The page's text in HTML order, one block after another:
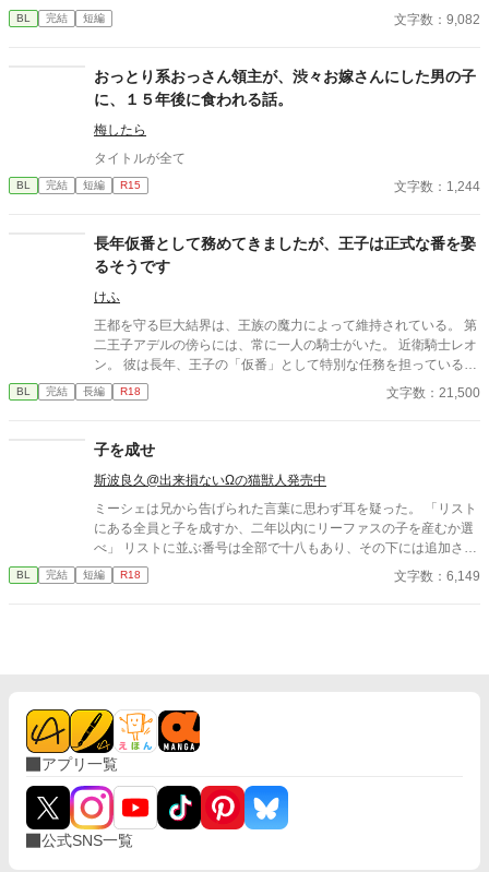
定。■『それは愛か本能か』と同じ世界設定です。関係は一切な
し。
BL 完結 短編 文字数：9,082
おっとり系おっさん領主が、渋々お嫁さんにした男の子
に、１５年後に食われる話。
梅したら
タイトルが全て
BL 完結 短編 R15 文字数：1,244
長年仮番として務めてきましたが、王子は正式な番を娶
るそうです
けふ
王都を守る巨大結界は、王族の魔力によって維持されている。 第
二王子アデルの傍らには、常に一人の騎士がいた。 近衛騎士レオ
ン。 彼は長年、王子の「仮番」として特別な任務を担っている。
しかし王子は、他国の王女との正式な番契約が決まってしまっ
た。 仮番の役目は、そこで終わるはずだった。 だが結界塔で行わ
士。 主と臣下。 越えてはならない境界を前にしても、 王子は騎
士の手を取る。 「共に立て」 ※オメガバースではありません ※
ふんわり読んでください ※なんでも許せる方向け ※イラストはC
hatGPTさん
BL 完結 長編 R18 文字数：21,500
子を成せ
斯波良久@出来損ないΩの猫獣人発売中
ミーシェは兄から告げられた言葉に思わず耳を疑った。 「リスト
にある全員と子を成すか、二年以内にリーファスの子を産むか選
べ」 リストに並ぶ番号は全部で十八もあり、その下には追加され
る可能性がある名前が続いている。これは孕み腹として生きろと
いう命令を下されたに等しかった。もう一つの話だって、譲歩し
BL 完結 短編 R18 文字数：6,149
アプリ一覧
公式SNS一覧